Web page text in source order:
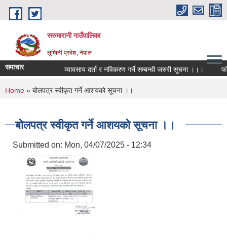
Skip to main content
सरुमारानी गाउँपालिका
लुम्बिनी प्रदेश, नेपाल
समाचार व्यावसाय दर्ता र नविकरण गर्ने सम्बन्धी जरुरी सूचना ।।।
You are here
Home » बोलपत्र स्वीकृत गर्ने आशयको सूचना ।।
बोलपत्र स्वीकृत गर्ने आशयको सूचना ।।
Submitted on: Mon, 04/07/2025 - 12:34